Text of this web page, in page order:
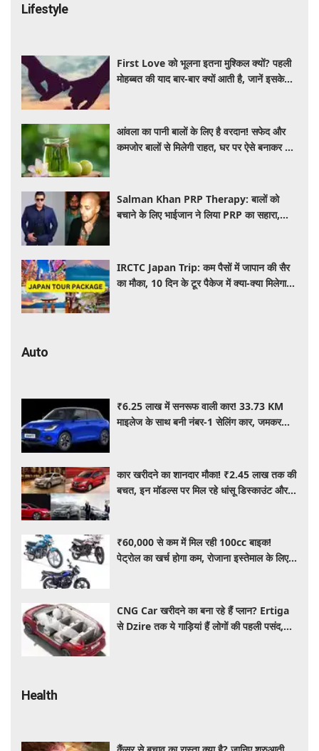
Lifestyle
First Love को भूलना इतना मुश्किल क्यों? पहली
मोहब्बत की याद बार-बार क्यों आती है, जानें इसके
आंवला का पानी बालों के लिए है वरदान! सफेद और
कमजोर बालों से मिलेगी राहत, घर पर ऐसे बनाकर करें
Salman Khan PRP Therapy: बालों को
बचाने के लिए भाईजान ने लिया PRP का सहारा,
IRCTC Japan Trip: कम पैसों में जापान की सैर
का मौका, 10 दिन के टूर पैकेज में क्या-क्या मिलेगा?
Auto
₹6.25 लाख में सनरूफ वाली कार! 33.73 KM
माइलेज के साथ बनी नंबर-1 सेलिंग कार, जमकर
कार खरीदने का शानदार मौका! ₹2.45 लाख तक की
बचत, इन मॉडल्स पर मिल रहे धांसू डिस्काउंट और
₹60,000 से कम में मिल रही 100cc बाइक!
पेट्रोल का खर्च होगा कम, रोजाना इस्तेमाल के लिए है
CNG Car खरीदने का बना रहे हैं प्लान? Ertiga
से Dzire तक ये गाड़ियां हैं लोगों की पहली पसंद,
Health